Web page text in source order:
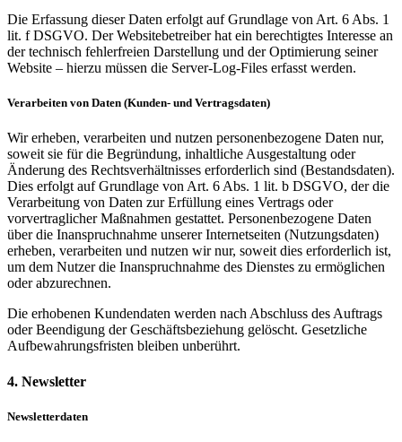
Die Erfassung dieser Daten erfolgt auf Grundlage von Art. 6 Abs. 1
lit. f DSGVO. Der Websitebetreiber hat ein berechtigtes Interesse an
der technisch fehlerfreien Darstellung und der Optimierung seiner
Website – hierzu müssen die Server-Log-Files erfasst werden.
Verarbeiten von Daten (Kunden- und Vertragsdaten)
Wir erheben, verarbeiten und nutzen personenbezogene Daten nur,
soweit sie für die Begründung, inhaltliche Ausgestaltung oder
Änderung des Rechtsverhältnisses erforderlich sind (Bestandsdaten).
Dies erfolgt auf Grundlage von Art. 6 Abs. 1 lit. b DSGVO, der die
Verarbeitung von Daten zur Erfüllung eines Vertrags oder
vorvertraglicher Maßnahmen gestattet. Personenbezogene Daten
über die Inanspruchnahme unserer Internetseiten (Nutzungsdaten)
erheben, verarbeiten und nutzen wir nur, soweit dies erforderlich ist,
um dem Nutzer die Inanspruchnahme des Dienstes zu ermöglichen
oder abzurechnen.
Die erhobenen Kundendaten werden nach Abschluss des Auftrags
oder Beendigung der Geschäftsbeziehung gelöscht. Gesetzliche
Aufbewahrungsfristen bleiben unberührt.
4. Newsletter
Newsletterdaten